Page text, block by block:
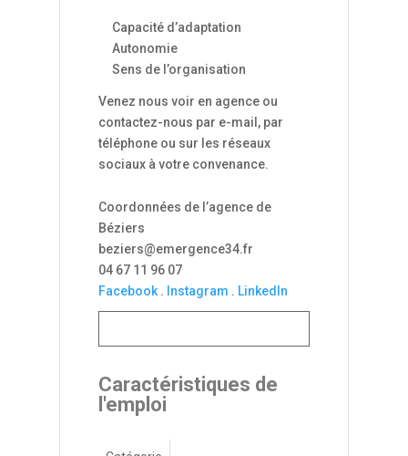
Capacité d’adaptation
Autonomie
Sens de l’organisation
Venez nous voir en agence ou
contactez-nous par e-mail, par
téléphone ou sur les réseaux
sociaux à votre convenance.
Coordonnées de l’agence de
Béziers
beziers@emergence34.fr
04 67 11 96 07
Facebook. Instagram . LinkedIn
Caractéristiques de
l'emploi